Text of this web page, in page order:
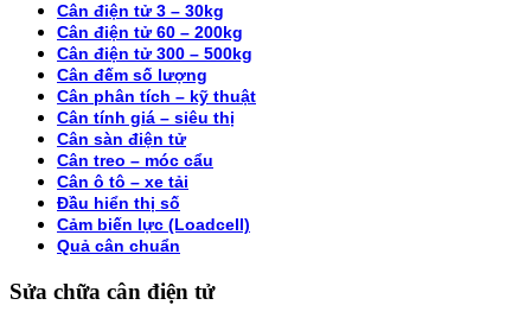
Cân điện tử 3 – 30kg
Cân điện tử 60 – 200kg
Cân điện tử 300 – 500kg
Cân đếm số lượng
Cân phân tích – kỹ thuật
Cân tính giá – siêu thị
Cân sàn điện tử
Cân treo – móc cẩu
Cân ô tô – xe tải
Đầu hiển thị số
Cảm biến lực (Loadcell)
Quả cân chuẩn
Sửa chữa cân điện tử